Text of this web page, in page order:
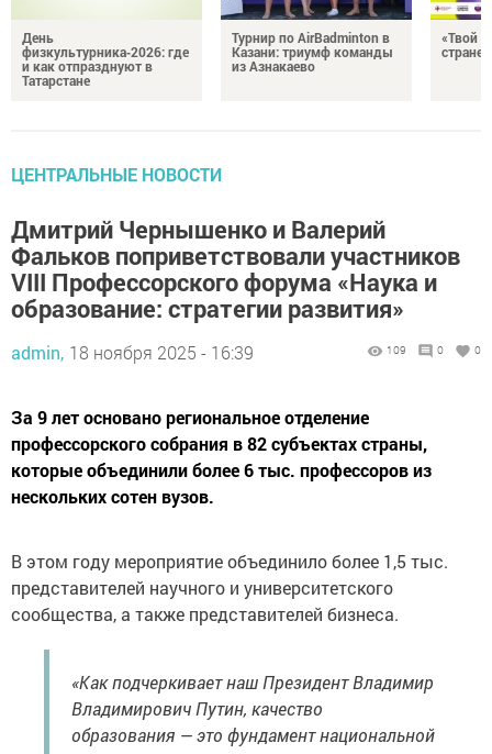
День
физкультурника‑2026: где
и как отпразднуют в
Татарстане
Турнир по AirBadminton в
Казани: триумф команды
из Азнакаево
«Твой
стране!
ЦЕНТРАЛЬНЫЕ НОВОСТИ
Дмитрий Чернышенко и Валерий
Фальков поприветствовали участников
VIII Профессорского форума «Наука и
образование: стратегии развития»
admin, 18 ноября 2025 - 16:39 109 0 0
За 9 лет основано региональное отделение
профессорского собрания в 82 субъектах страны,
которые объединили более 6 тыс. профессоров из
нескольких сотен вузов.
В этом году мероприятие объединило более 1,5 тыс.
представителей научного и университетского
сообщества, а также представителей бизнеса.
«Как подчеркивает наш Президент Владимир
Владимирович Путин, качество
образования — это фундамент национальной